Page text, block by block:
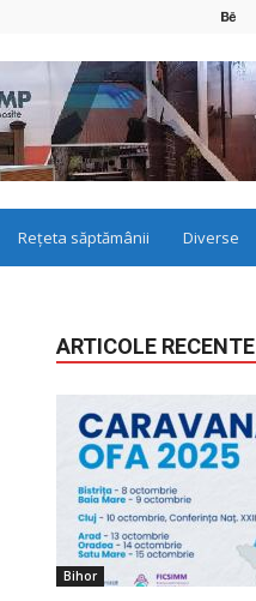
Rețeta săptămânii Diverse
ARTICOLE RECENTE
Bihor